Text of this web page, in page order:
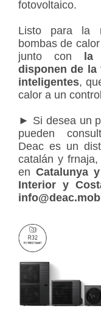
fotovoltaico.
Listo para la
bombas de
junto con la
disponen de la
inteligentes,
calor a un
► Si desea un
pueden
Deac es un
catalán y
en Catalunya
Interior y